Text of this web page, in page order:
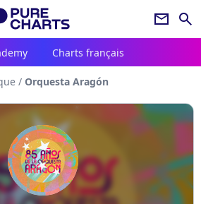
newsletter search
Charts français
/ Orquesta Aragón